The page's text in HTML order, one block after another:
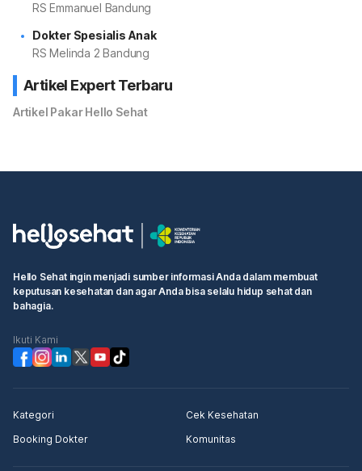
RS Emmanuel Bandung
Dokter Spesialis Anak
RS Melinda 2 Bandung
Artikel Expert Terbaru
Artikel Pakar Hello Sehat
Hello Sehat ingin menjadi sumber informasi Anda dalam membuat
keputusan kesehatan dan agar Anda bisa selalu hidup sehat dan
bahagia.
Ikuti Kami
Kategori
Cek Kesehatan
Booking Dokter
Komunitas